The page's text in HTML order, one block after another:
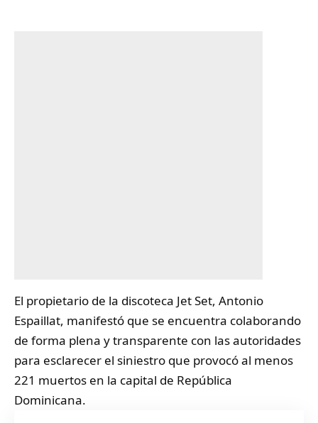
El propietario de la discoteca Jet Set, Antonio
Espaillat, manifestó que se encuentra colaborando
de forma plena y transparente con las autoridades
para esclarecer el siniestro que provocó al menos
221 muertos en la capital de República
Dominicana.